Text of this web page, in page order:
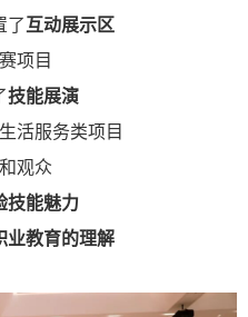
了 互动展示区
项目
技能展演
生活服务类项目
观众
技能魅力
业教育的理解